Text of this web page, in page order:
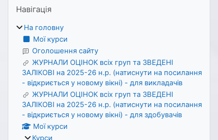
Навігація
На головну
Мої курси
Оголошення сайту
ЖУРНАЛИ ОЦІНОК всіх груп та ЗВЕДЕНІ
ЗАЛІКОВІ на 2025-26 н.р. (натиснути на посилання
- відкриється у новому вікні) - для викладачів
ЖУРНАЛИ ОЦІНОК всіх груп та ЗВЕДЕНІ
ЗАЛІКОВІ на 2025-26 н.р. (натиснути на посилання
- відкриється у новому вікні) - для здобувачів
Мої курси
Курси